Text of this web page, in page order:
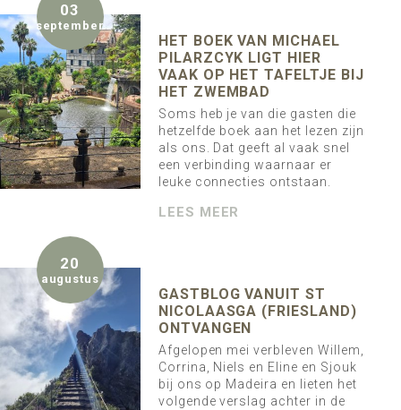
03
september
HET BOEK VAN MICHAEL
PILARZCYK LIGT HIER
VAAK OP HET TAFELTJE BIJ
HET ZWEMBAD
Soms heb je van die gasten die
hetzelfde boek aan het lezen zijn
als ons. Dat geeft al vaak snel
een verbinding waarnaar er
leuke connecties ontstaan.
LEES MEER
20
augustus
GASTBLOG VANUIT ST
NICOLAASGA (FRIESLAND)
ONTVANGEN
Afgelopen mei verbleven Willem,
Corrina, Niels en Eline en Sjouk
bij ons op Madeira en lieten het
volgende verslag achter in de